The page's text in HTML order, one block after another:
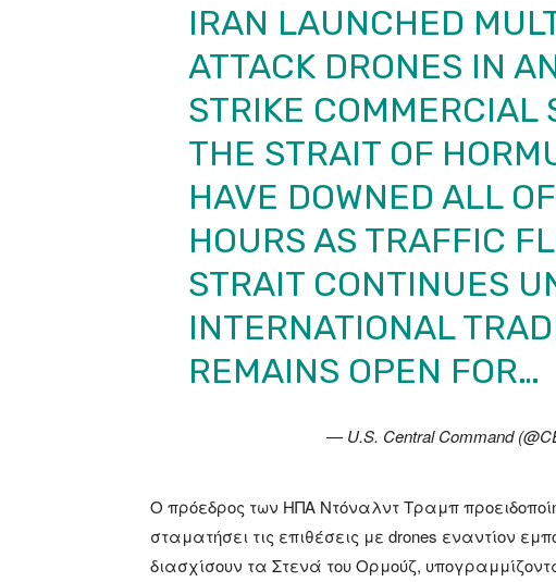
IRAN LAUNCHED
ATTACK DRONES IN
STRIKE COMMERCIAL
THE STRAIT OF
HAVE DOWNED ALL
HOURS AS TRAFFIC
STRAIT CONTINUES
INTERNATIONAL
REMAINS OPEN FOR…
— U.S. Central Command
Ο πρόεδρος των ΗΠΑ Ντόναλντ Τραμπ
σταματήσει τις επιθέσεις με drones εναντίον
διασχίσουν τα Στενά του Ορμούζ,